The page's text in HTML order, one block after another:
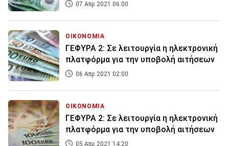
07 Απρ 2021 06:00
ΟΙΚΟΝΟΜΙΑ
ΓΕΦΥΡΑ 2: Σε λειτουργία η ηλεκτρονική
πλατφόρμα για την υποβολή αιτήσεων
06 Απρ 2021 02:00
ΟΙΚΟΝΟΜΙΑ
ΓΕΦΥΡΑ 2: Σε λειτουργία η ηλεκτρονική
πλατφόρμα για την υποβολή αιτήσεων
05 Απρ 2021 14:20